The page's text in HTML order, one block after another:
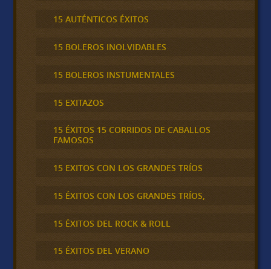
15 AUTÉNTICOS ÉXITOS
15 BOLEROS INOLVIDABLES
15 BOLEROS INSTUMENTALES
15 EXITAZOS
15 ÉXITOS 15 CORRIDOS DE CABALLOS
FAMOSOS
15 EXITOS CON LOS GRANDES TRÍOS
15 ÉXITOS CON LOS GRANDES TRÍOS,
15 ÉXITOS DEL ROCK & ROLL
15 ÉXITOS DEL VERANO